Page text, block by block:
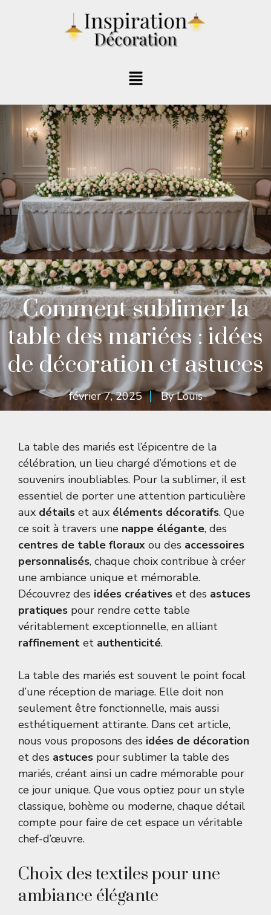
Comment sublimer la
table des mariées : idées
de décoration et astuces
février 7, 2025 ByLouis
La table des mariés est l’épicentre de la
célébration, un lieu chargé d’émotions et de
souvenirs inoubliables. Pour la sublimer, il est
essentiel de porter une attention particulière
aux détails et aux éléments décoratifs. Que
ce soit à travers une nappe élégante, des
centres de table floraux ou des accessoires
personnalisés, chaque choix contribue à créer
une ambiance unique et mémorable.
Découvrez des idées créatives et des astuces
pratiques pour rendre cette table
véritablement exceptionnelle, en alliant
raffinement et authenticité.
La table des mariés est souvent le point focal
d’une réception de mariage. Elle doit non
seulement être fonctionnelle, mais aussi
esthétiquement attirante. Dans cet article,
nous vous proposons des idées de décoration
et des astuces pour sublimer la table des
mariés, créant ainsi un cadre mémorable pour
ce jour unique. Que vous optiez pour un style
classique, bohème ou moderne, chaque détail
compte pour faire de cet espace un véritable
chef-d’œuvre.
Choix des textiles pour une
ambiance élégante